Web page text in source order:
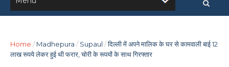
Home / Madhepura / Supaul /दिल्ली में अपने मालिक के घर से कामवाली बाई 12
लाख रूपये लेकर हुई थी फरार, चोरी के रूपयों के साथ गिरफ्तार